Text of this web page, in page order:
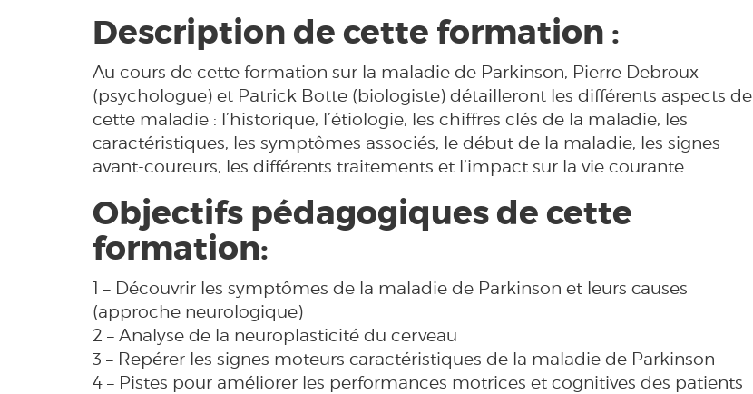
Description de cette formation :
Au cours de cette formation sur la maladie de Parkinson, Pierre Debroux
(psychologue) et Patrick Botte (biologiste) détailleront les différents aspects de
cette maladie : l’historique, l’étiologie, les chiffres clés de la maladie, les
caractéristiques, les symptômes associés, le début de la maladie, les signes
avant-coureurs, les différents traitements et l’impact sur la vie courante.
Objectifs pédagogiques de cette
formation:
1 – Découvrir les symptômes de la maladie de Parkinson et leurs causes
(approche neurologique)
2 – Analyse de la neuroplasticité du cerveau
3 – Repérer les signes moteurs caractéristiques de la maladie de Parkinson
4 – Pistes pour améliorer les performances motrices et cognitives des patients